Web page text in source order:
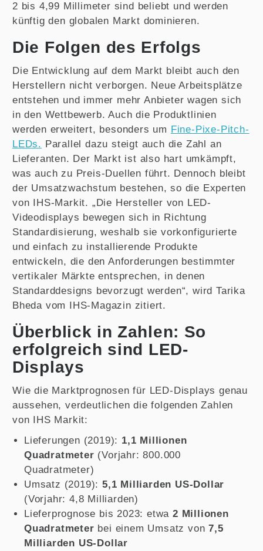
2 bis 4,99 Millimeter sind beliebt und werden
künftig den globalen Markt dominieren.
Die Folgen des Erfolgs
Die Entwicklung auf dem Markt bleibt auch den
Herstellern nicht verborgen. Neue Arbeitsplätze
entstehen und immer mehr Anbieter wagen sich
in den Wettbewerb. Auch die Produktlinien
werden erweitert, besonders um Fine-Pixe-Pitch-
LEDs. Parallel dazu steigt auch die Zahl an
Lieferanten. Der Markt ist also hart umkämpft,
was auch zu Preis-Duellen führt. Dennoch bleibt
der Umsatzwachstum bestehen, so die Experten
von IHS-Markit. „Die Hersteller von LED-
Videodisplays bewegen sich in Richtung
Standardisierung, weshalb sie vorkonfigurierte
und einfach zu installierende Produkte
entwickeln, die den Anforderungen bestimmter
vertikaler Märkte entsprechen, in denen
Standarddesigns bevorzugt werden“, wird Tarika
Bheda vom IHS-Magazin zitiert.
Überblick in Zahlen: So
erfolgreich sind LED-
Displays
Wie die Marktprognosen für LED-Displays genau
aussehen, verdeutlichen die folgenden Zahlen
von IHS Markit:
Lieferungen (2019): 1,1 Millionen
Quadratmeter (Vorjahr: 800.000
Quadratmeter)
Umsatz (2019): 5,1 Milliarden US-Dollar
(Vorjahr: 4,8 Milliarden)
Lieferprognose bis 2023: etwa 2 Millionen
Quadratmeter bei einem Umsatz von7,5
Milliarden US-Dollar